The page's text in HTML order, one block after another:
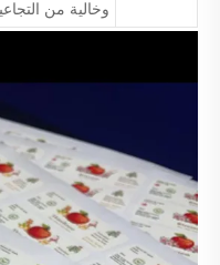
وخالية من